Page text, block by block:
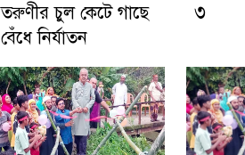
তরুণীর চুল কেটে গাছে
বেঁধে নির্যাতন
৩